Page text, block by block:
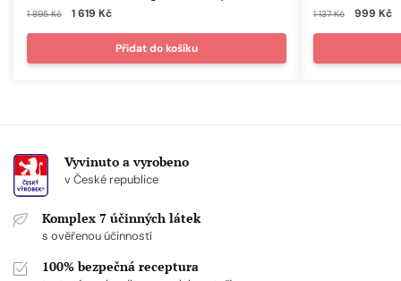
1 895Kč 1 619 Kč
Přidat do košíku
1 137Kč 999 Kč
Vyvinuto a vyrobeno
v České republice
Komplex 7 účinných látek
s ověřenou účinností
100% bezpečná receptura